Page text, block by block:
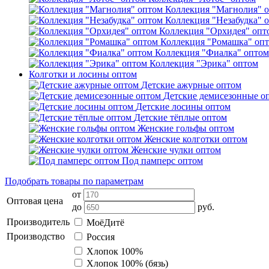
Коллекция "Магнолия"
Коллекция "Незабудка"
Коллекция "Орхидея"
Коллекция "Ромашка"
Коллекция "Фиалка" оптом
Коллекция "Эрика" оптом
Колготки и лосины оптом
Детские ажурные оптом
Детские демисезонные
Детские лосины оптом
Детские тёплые оптом
Женские гольфы оптом
Женские колготки оптом
Женские чулки оптом
Под памперс оптом
Подобрать товары по параметрам
Оптовая цена
от
до
руб.
Производитель
МоёДитё
Производство
Россия
Хлопок 100%
Хлопок 100% (бязь)